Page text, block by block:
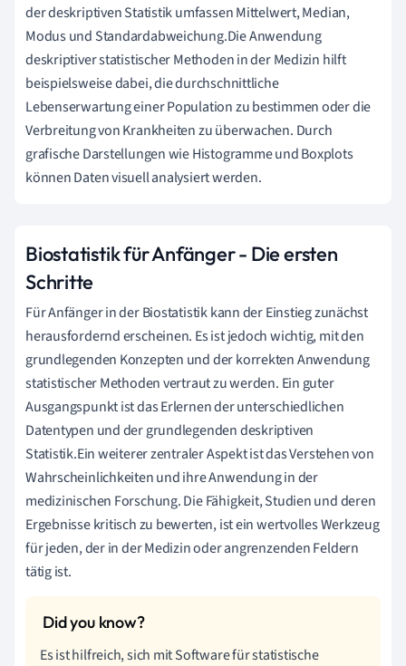
der deskriptiven Statistik umfassen Mittelwert, Median,
Modus und Standardabweichung.Die Anwendung
deskriptiver statistischer Methoden in der Medizin hilft
beispielsweise dabei, die durchschnittliche
Lebenserwartung einer Population zu bestimmen oder die
Verbreitung von Krankheiten zu überwachen. Durch
grafische Darstellungen wie Histogramme und Boxplots
können Daten visuell analysiert werden.
Biostatistik für Anfänger - Die ersten
Schritte
Für Anfänger in der Biostatistik kann der Einstieg zunächst
herausfordernd erscheinen. Es ist jedoch wichtig, mit den
grundlegenden Konzepten und der korrekten Anwendung
statistischer Methoden vertraut zu werden. Ein guter
Ausgangspunkt ist das Erlernen der unterschiedlichen
Datentypen und der grundlegenden deskriptiven
Statistik.Ein weiterer zentraler Aspekt ist das Verstehen von
Wahrscheinlichkeiten und ihre Anwendung in der
medizinischen Forschung. Die Fähigkeit, Studien und deren
Ergebnisse kritisch zu bewerten, ist ein wertvolles Werkzeug
für jeden, der in der Medizin oder angrenzenden Feldern
tätig ist.
Es ist hilfreich, sich mit Software für statistische